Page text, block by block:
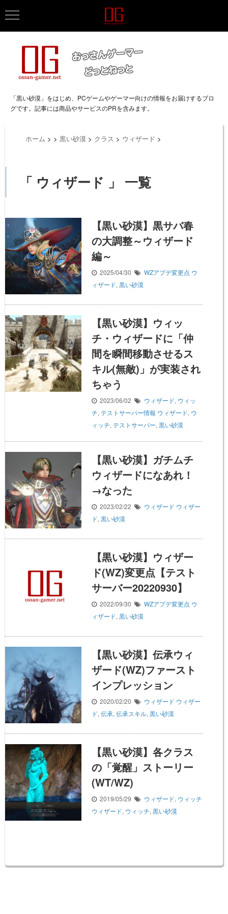
「黒い砂漠」をはじめ、PCゲームやゲーマー向けの情報をお届けするブロ
グです。記事には商品やサービスのPRを含みます。
ホーム > > 黒い砂漠 > クラス > ウィザード >
「 ウィザード 」 一覧
【黒い砂漠】黒サバ春
の大調整～ウィザード
編～
2025/04/30 WZアプデ変更点 ウ
ィザード, 黒い砂漠
【黒い砂漠】ウィッ
チ・ウィザードに「仲
間を瞬間移動させるス
キル(無敵)」が実装され
ちゃう
2023/06/02 ウィザード, ウィッ
チ, テストサーバー情報 ウィザード, ウ
ィッチ, テストサーバー, 黒い砂漠
【黒い砂漠】ガチムチ
ウィザードになあれ！
→なった
2023/02/22 ウィザード ウィザー
ド, 黒い砂漠
【黒い砂漠】ウィザー
ド(WZ)変更点【テスト
サーバー20220930】
2022/09/30 WZアプデ変更点 ウ
ィザード, 黒い砂漠
【黒い砂漠】伝承ウィ
ザード(WZ)ファースト
インプレッション
2020/02/20 ウィザード ウィザー
ド, 伝承, 伝承スキル, 黒い砂漠
【黒い砂漠】各クラス
の「覚醒」ストーリー
(WT/WZ)
2019/05/29 ウィザード, ウィッチ
ウィザード, ウィッチ, 黒い砂漠